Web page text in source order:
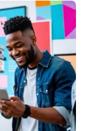
och bygg
professionella
relationer.